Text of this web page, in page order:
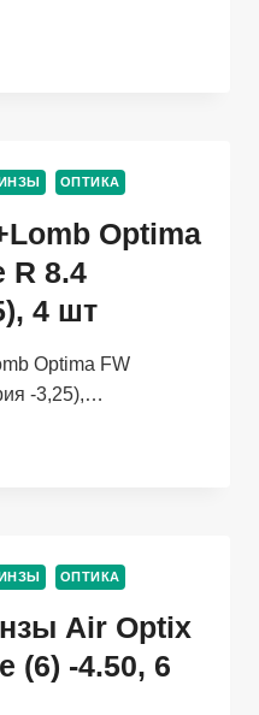
ОПТИКА
Optima
R 8.4
4 шт
Optima FW
-3,25),…
ОПТИКА
Air Optix
(6) -4.50, 6